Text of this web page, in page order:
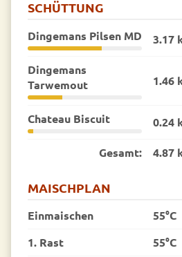
SCHÜTTUNG
Dingemans Pilsen MD 3.17
Dingemans
Tarwemout
1.46
Chateau Biscuit 0.24
Gesamt: 4.87
MAISCHPLAN
Einmaischen
55°C
1. Rast
55°C